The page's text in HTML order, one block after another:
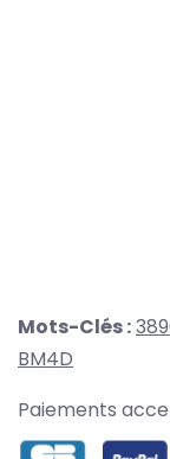
Mots-Clés :
BM4D
Paiements